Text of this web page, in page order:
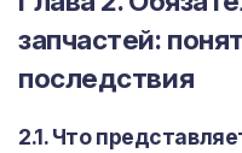
запчастей:
последствия
2.1. Что